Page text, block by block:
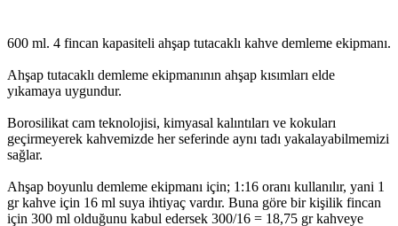
600 ml. 4 fincan kapasiteli ahşap tutacaklı kahve demleme ekipmanı.
Ahşap tutacaklı demleme ekipmanının ahşap kısımları elde
yıkamaya uygundur.
Borosilikat cam teknolojisi, kimyasal kalıntıları ve kokuları
geçirmeyerek kahvemizde her seferinde aynı tadı yakalayabilmemizi
sağlar.
Ahşap boyunlu demleme ekipmanı için; 1:16 oranı kullanılır, yani 1
gr kahve için 16 ml suya ihtiyaç vardır. Buna göre bir kişilik fincan
için 300 ml olduğunu kabul edersek 300/16 = 18,75 gr kahveye